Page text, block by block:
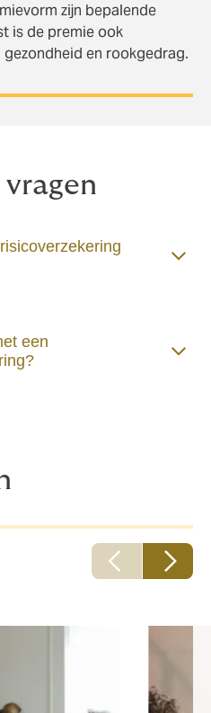
zijn bepalende
is de premie ook
en rookgedrag.
een